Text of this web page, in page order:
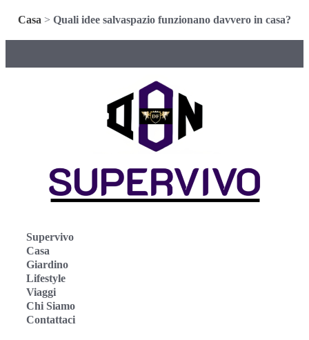
Casa > Quali idee salvaspazio funzionano davvero in casa?
Supervivo
Casa
Giardino
Lifestyle
Viaggi
Chi Siamo
Contattaci